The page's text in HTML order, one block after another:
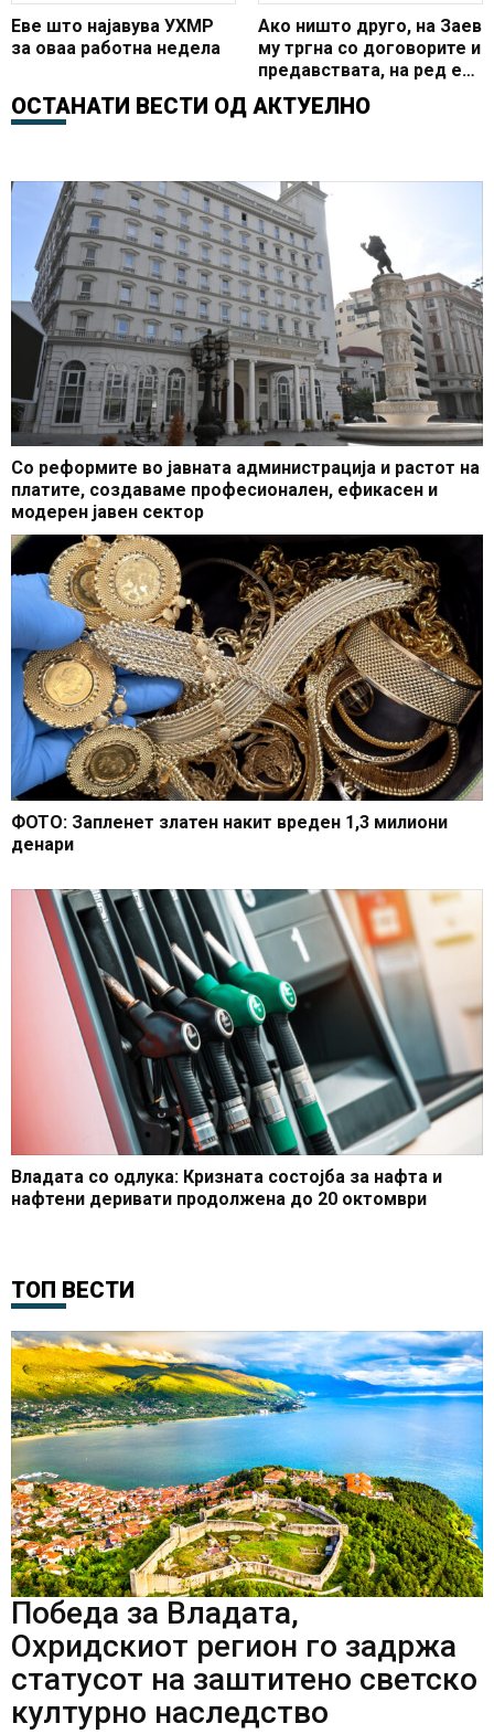
Еве што најавува УХМР
за оваа работна недела
Ако ништо друго, на Заев
му тргна со договорите и
предавствата, на ред е
историјата
ОСТАНАТИ ВЕСТИ ОД АКТУЕЛНО
Со реформите во јавната администрација и растот на
платите, создаваме професионален, ефикасен и
модерен јавен сектор
ФОТО: Запленет златен накит вреден 1,3 милиони
денари
Владата со одлука: Кризната состојба за нафта и
нафтени деривати продолжена до 20 октомври
ТОП ВЕСТИ
Победа за Владата,
Охридскиот регион го задржа
статусот на заштитено светско
културно наследство